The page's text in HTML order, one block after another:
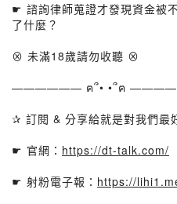
☛ 諮詢律師蒐證才發現資金被
了什麼？
⊗ 未滿18歲請勿收聽 ⊗
—————— ฅ՞• •՞ฅ
✰ 訂閱 & 分享給就是對我們最
☛ 官網： https://dt-talk.com/
☛ 射粉電子報： https://